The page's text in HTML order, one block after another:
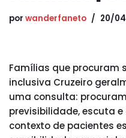
por wanderfaneto 20/
Famílias que procuram
inclusiva Cruzeiro
uma consulta:
previsibilidade, escuta
contexto de pacientes